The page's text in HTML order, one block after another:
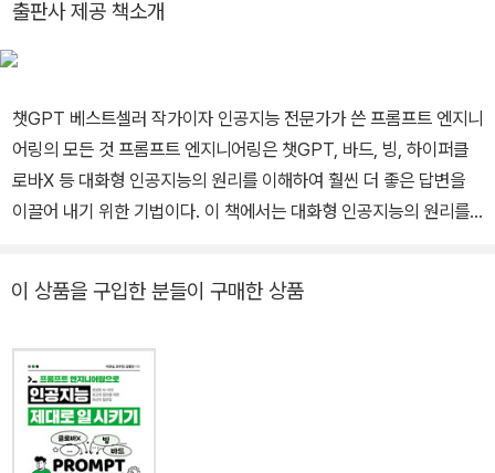
출판사 제공 책소개
챗GPT 베스트셀러 작가이자 인공지능 전문가가 쓴 프롬프트 엔지니
어링의 모든 것 프롬프트 엔지니어링은 챗GPT, 바드, 빙, 하이퍼클
로바X 등 대화형 인공지능의 원리를 이해하여 훨씬 더 좋은 답변을
이끌어 내기 위한 기법이다. 이 책에서는 대화형 인공지능의 원리를
어내는 프롬프트 해킹 방법과 그것을 방어하는 방법도 소개하였다.
트 엔지니어’가 되고 싶은 독자분들에게 강력히 추천한다.
이 상품을 구입한 분들이 구매한 상품